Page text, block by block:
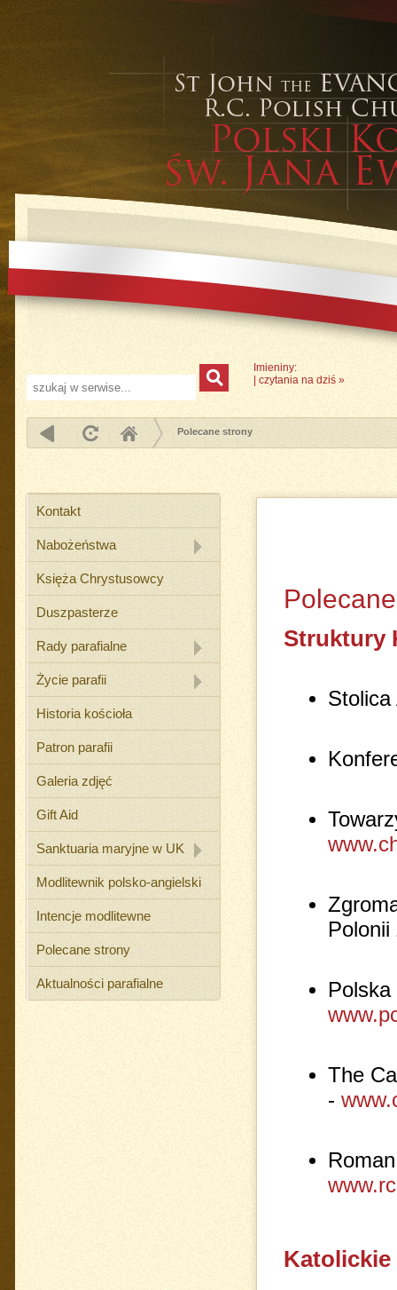
Imieniny:
czytania na dziś »
Polecane strony
Kontakt
Nabożeństwa
Księża Chrystusowcy
Duszpasterze
Rady parafialne
Życie parafii
Historia kościoła
Patron parafii
Galeria zdjęć
Gift Aid
Sanktuaria maryjne w UK
Modlitewnik polsko-angielski
Intencje modlitewne
Polecane strony
Aktualności parafialne
Struktury
The
-